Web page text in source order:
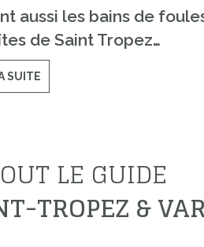
aussi les bains de
de Saint Tropez…
SUITE
LE GUIDE
TROPEZ &